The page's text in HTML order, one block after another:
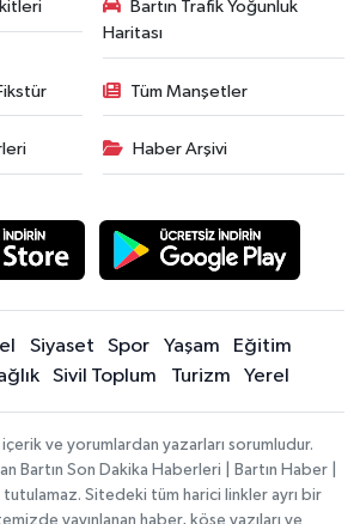
Bartın Trafik Yoğunluk
Haritası
Tüm Manşetler
Haber Arşivi
Siyaset Spor Yaşam
Eğitim
Sivil Toplum Turizm Yerel
ve yorumlardan yazarları sorumludur.
Bartın Son Dakika Haberleri | Bartın Haber |
tutulamaz. Sitedeki tüm harici linkler ayrı bir
yayınlanan haber, köşe yazıları ve